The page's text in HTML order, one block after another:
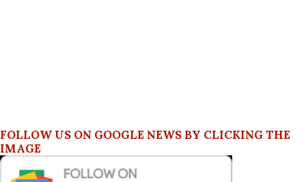
FOLLOW US ON GOOGLE NEWS BY CLICKING THE
IMAGE